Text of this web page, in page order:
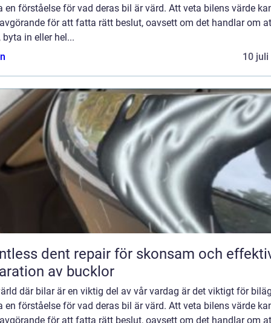
en förståelse för vad deras bil är värd. Att veta bilens värde
för att fatta rätt beslut, oavsett om det handlar om
byta in eller hel...
10 juli
dent repair för skonsam och
av bucklor
där bilar är en viktig del av vår vardag är det viktigt för
en förståelse för vad deras bil är värd. Att veta bilens värde
för att fatta rätt beslut, oavsett om det handlar om